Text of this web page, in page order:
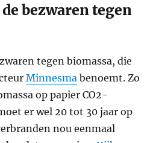
bezwaren tegen
tegen biomassa, die
Minnesma benoemt. Zo
op papier CO2-
er wel 20 tot 30 jaar op
nou eenmaal